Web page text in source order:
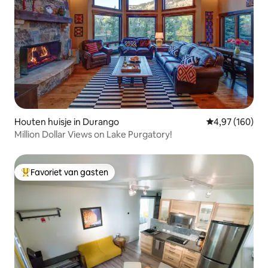
Houten huisje in Durango Gemiddelde
4,97 (160)
Million Dollar Views on Lake Purgatory!
Topfavoriet van gasten
Favoriet van gasten